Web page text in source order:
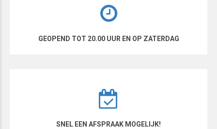
GEOPEND TOT 20.00 UUR EN OP ZATERDAG
SNEL EEN AFSPRAAK MOGELIJK!